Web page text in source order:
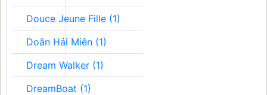
Douce Jeune Fille (1)
Doãn Hải Miên (1)
Dream Walker (1)
DreamBoat (1)